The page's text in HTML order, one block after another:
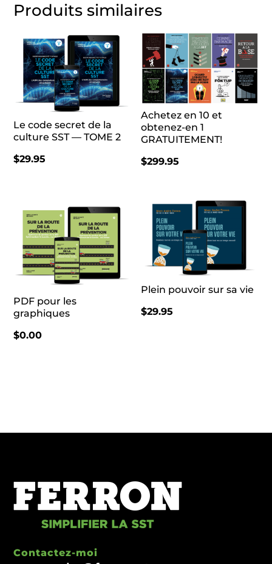
Produits similaires
Le code secret de la
culture SST — TOME 2
$29.95
Achetez en 10 et
obtenez-en 1
GRATUITEMENT!
$299.95
PDF pour les
graphiques
$0.00
Plein pouvoir sur sa vie
$29.95
Contactez-moi